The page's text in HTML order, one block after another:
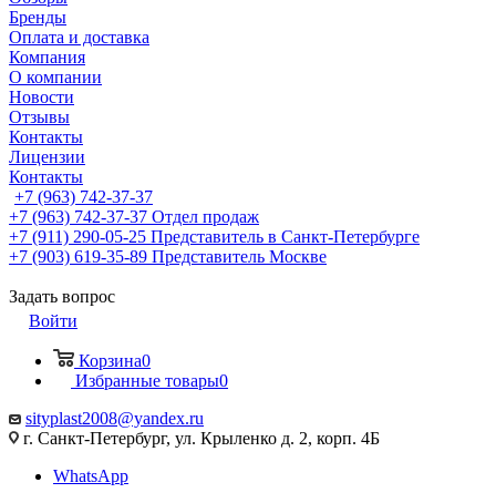
Бренды
Оплата и доставка
Компания
О компании
Новости
Отзывы
Контакты
Лицензии
Контакты
+7 (963) 742-37-37
+7 (963) 742-37-37 Отдел продаж
+7 (911) 290-05-25 Представитель в Санкт-Петербурге
+7 (903) 619-35-89 Представитель Москве
Задать вопрос
Войти
Корзина0
Избранные товары0
sityplast2008@yandex.ru
г. Санкт-Петербург, ул. Крыленко д. 2, корп. 4Б
WhatsApp